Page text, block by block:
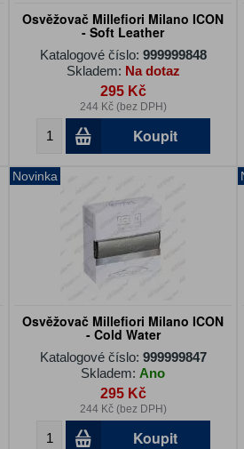
Osvěžovač Millefiori Milano ICON
- Soft Leather
Katalogové číslo: 999999848
Skladem: Na dotaz
295 Kč
244 Kč (bez DPH)
Koupit
Novinka
Osvěžovač Millefiori Milano ICON
- Cold Water
Katalogové číslo: 999999847
Skladem: Ano
295 Kč
244 Kč (bez DPH)
Koupit